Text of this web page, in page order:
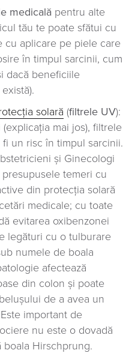
medicală pentru alte
tău te poate sfătui cu
cu aplicare pe piele care
în timpul sarcinii, cum
dacă beneficiile
solară (filtrele UV):
mai jos), filtrele
un risc în timpul sarcinii.
și Ginecologi
temeri cu
din protecția solară
medicale; cu toate
evitarea oxibenzonei
legături cu o tulburare
numele de boala
afectează
din colon și poate
de a avea un
important de
nu este o dovadă
boala Hirschprung.